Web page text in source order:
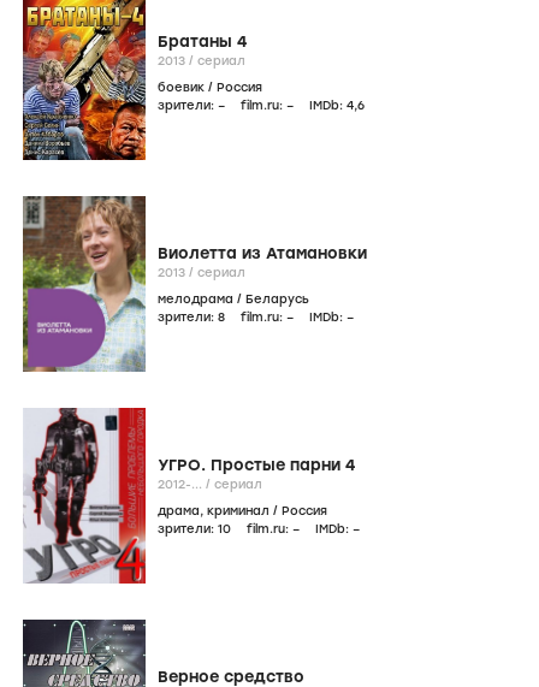
Братаны 4
2013 / сериал
боевик / Россия
зрители: – film.ru: – IMDb: 4,6
Виолетта из Атамановки
2013 / сериал
мелодрама / Беларусь
зрители: 8 film.ru: – IMDb: –
УГРО. Простые парни 4
2012-... / сериал
драма, криминал / Россия
зрители: 10 film.ru: – IMDb: –
Верное средство